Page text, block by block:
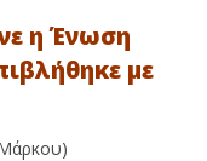
η Ένωση
με